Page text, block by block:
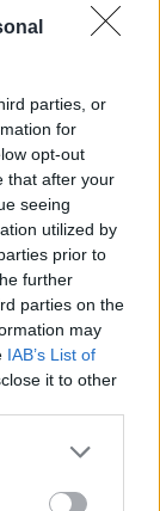
parties, or
for
opt-out
that after your
seeing
utilized by
prior to
further
parties on the
may
IAB’s List of
it to other
Google
may click to
να δεις τι
τελειώσουν
αλλά πολύ
......